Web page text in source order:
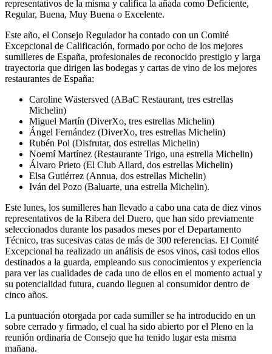
representativos de la misma y califica la añada como Deficiente,
Regular, Buena, Muy Buena o Excelente.
Este año, el Consejo Regulador ha contado con un Comité
Excepcional de Calificación, formado por ocho de los mejores
sumilleres de España, profesionales de reconocido prestigio y larga
trayectoria que dirigen las bodegas y cartas de vino de los mejores
restaurantes de España:
Caroline Wästersved (ABaC Restaurant, tres estrellas
Michelin)
Miguel Martín (DiverXo, tres estrellas Michelin)
Ángel Fernández (DiverXo, tres estrellas Michelin)
Rubén Pol (Disfrutar, dos estrellas Michelin)
Noemí Martínez (Restaurante Trigo, una estrella Michelin)
Álvaro Prieto (El Club Allard, dos estrellas Michelin)
Elsa Gutiérrez (Annua, dos estrellas Michelin)
Iván del Pozo (Baluarte, una estrella Michelin).
Este lunes, los sumilleres han llevado a cabo una cata de diez vinos
representativos de la Ribera del Duero, que han sido previamente
seleccionados durante los pasados meses por el Departamento
Técnico, tras sucesivas catas de más de 300 referencias. El Comité
Excepcional ha realizado un análisis de esos vinos, casi todos ellos
destinados a la guarda, empleando sus conocimientos y experiencia
para ver las cualidades de cada uno de ellos en el momento actual y
su potencialidad futura, cuando lleguen al consumidor dentro de
cinco años.
La puntuación otorgada por cada sumiller se ha introducido en un
sobre cerrado y firmado, el cual ha sido abierto por el Pleno en la
reunión ordinaria de Consejo que ha tenido lugar esta misma
mañana.